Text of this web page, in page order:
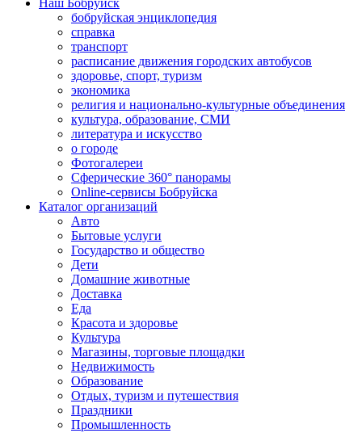
Наш Бобруйск
бобруйская энциклопедия
справка
транспорт
расписание движения городских автобусов
здоровье, спорт, туризм
экономика
религия и национально-культурные объединения
культура, образование, СМИ
литература и искусство
о городе
Фотогалереи
Сферические 360° панорамы
Online-сервисы Бобруйска
Каталог организаций
Авто
Бытовые услуги
Государство и общество
Дети
Домашние животные
Доставка
Еда
Красота и здоровье
Культура
Магазины, торговые площадки
Недвижимость
Образование
Отдых, туризм и путешествия
Праздники
Промышленность